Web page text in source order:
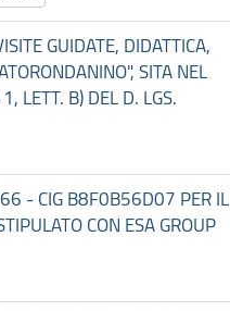
GUIDATE, DIDATTICA,
SITA NEL
LETT. B) DEL D. LGS.
- CIG B8F0B56D07 PER IL
CON ESA GROUP